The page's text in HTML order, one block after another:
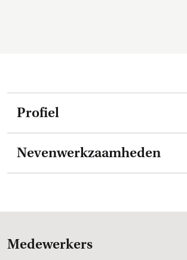
Profiel
Nevenwerkzaamheden
Medewerkers